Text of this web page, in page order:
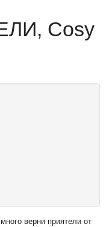
Cosy
верни приятели от